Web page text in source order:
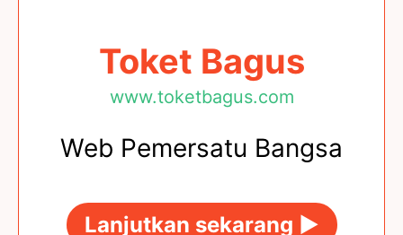
Toket Bagus
www.toketbagus.com
Web Pemersatu Bangsa
Lanjutkan sekarang ►